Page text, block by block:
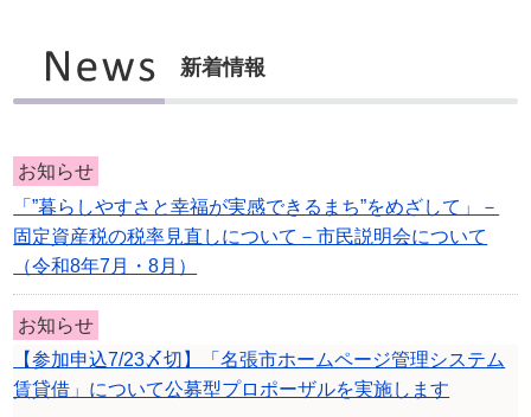
新着情報
お知らせ
「”暮らしやすさと幸福が実感できるまち”をめざして」－
固定資産税の税率見直しについて－市民説明会について
（令和8年7月・8月）
お知らせ
【参加申込7/23〆切】「名張市ホームページ管理システム
賃貸借」について公募型プロポーザルを実施します